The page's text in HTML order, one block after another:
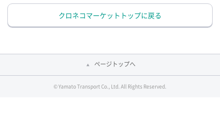
クロネコマーケットトップに戻る
ページトップへ
© Yamato Transport Co., Ltd. All Rights Reserved.